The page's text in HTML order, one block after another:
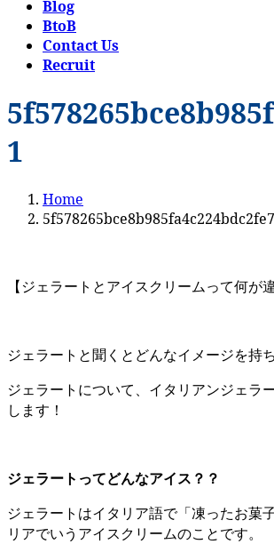
Blog
BtoB
Contact Us
Recruit
1
Home
【ジェラートとアイスクリームって何が
ジェラートと聞くとどんなイメージを持
ジェラートについて、イタリアンジェラ
します！
ジェラートってどんなアイス？？
ジェラートはイタリア語で「凍ったお菓
リアでいうアイスクリームのことです。